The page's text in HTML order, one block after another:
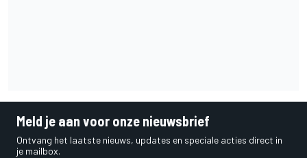
Meld je aan voor onze nieuwsbrief
Ontvang het laatste nieuws, updates en speciale acties direct in
je mailbox.